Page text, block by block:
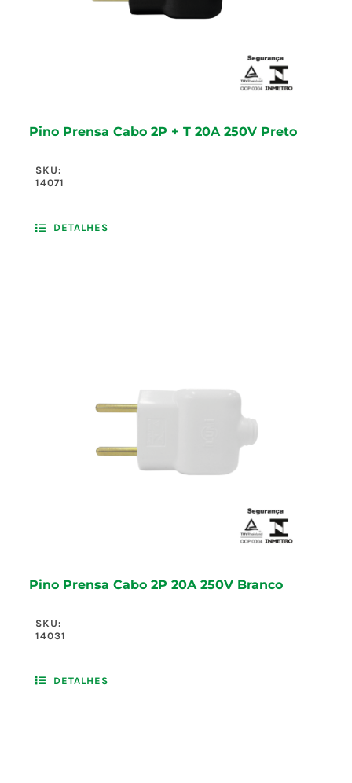
Pino Prensa Cabo 2P + T 20A 250V Preto
SKU:
14071
DETALHES
Pino Prensa Cabo 2P 20A 250V Branco
SKU:
14031
DETALHES